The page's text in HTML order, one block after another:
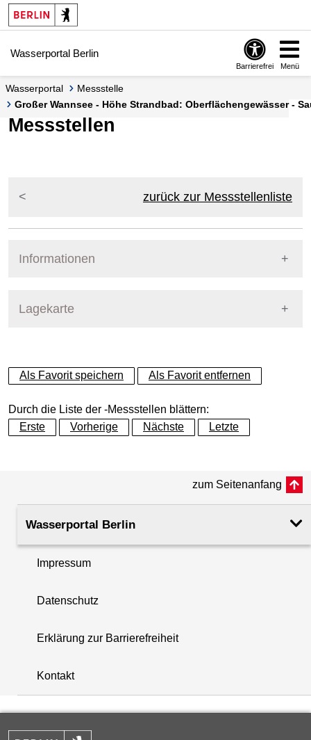
Springe zur Navigation
Springe zum Inhalt
Wasserportal Berlin
Barrierefrei Menü
Wasserportal
Messstelle
Großer Wannsee - Höhe Strandbad: Oberflächengewässer -
Messstellen
zurück zur Messstellenliste
Informationen
Lagekarte
+
−
+
−
Als Favorit speichern Als Favorit entfernen
Durch die Liste der -Messstellen blättern:
Erste
Vorherige Nächste Letzte
zum Seitenanfang
Wasserportal Berlin
Impressum
Datenschutz
Erklärung zur Barrierefreiheit
Kontakt